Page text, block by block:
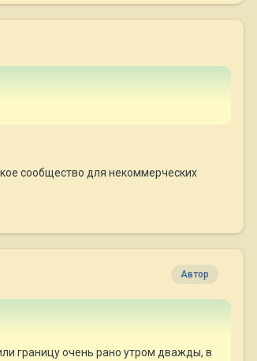
сообщество для некоммерческих
Автор
границу очень рано утром дважды, в